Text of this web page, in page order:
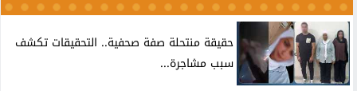
حقيقة منتحلة صفة صحفية.. التحقيقات تكشف
سبب مشاجرة...